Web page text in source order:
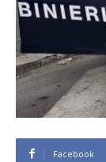
Facebook